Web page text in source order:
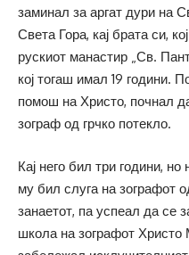
заминал за аргат дури на
Света Гора, кај брата си,
рускиот манастир „Св.
кој тогаш имал 19 години.
помош на Христо, почнал
зограф од грчко потекло.
Кај него бил три години,
му бил слуга на зографот
занаетот, па успеал да се
школа на зографот Христо